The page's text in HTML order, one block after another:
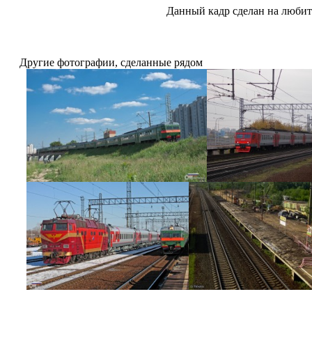
Данный кадр сделан на
Другие фотографии, сделанные рядом